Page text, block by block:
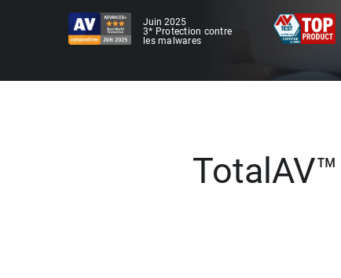
Juin 2025
3* Protection contre
les malwares